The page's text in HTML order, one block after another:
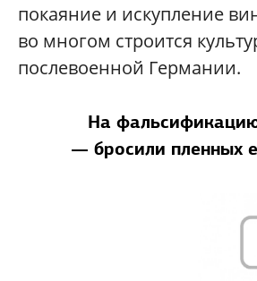
покаяние и искупление
во многом строится
послевоенной Германии.
На
— бросили пленных